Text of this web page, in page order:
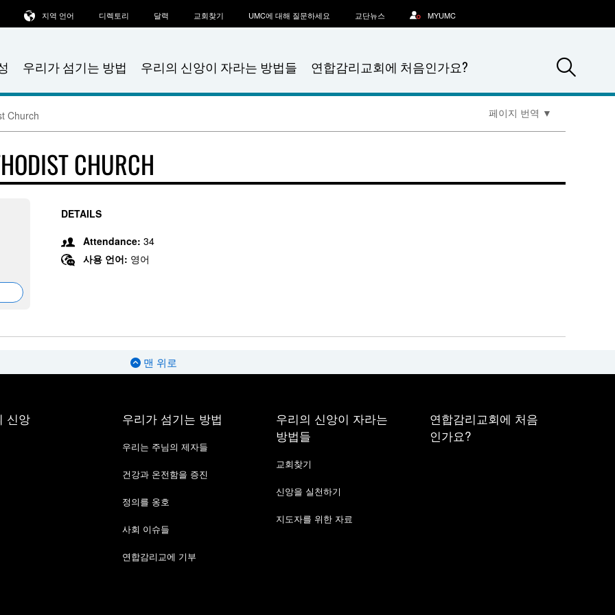
우리가 섬기는 방법 우리의 신앙이 자라는 방법들 연합감리교회에 처음인가요?
지역 언어 디렉토리 달력 교회찾기 UMC에 대해 질문하세요 교단뉴스 MYUMC
Church 페이지 번역 ▼
CHURCH
DETAILS
Attendance: 34
사용 언어: 영어
맨 위로
신앙 우리가 섬기는 방법
우리는 주님의 제자들
건강과 온전함을 증진
정의를 옹호
사회 이슈들
연합감리교에 기부
우리의 신앙이 자라는
방법들
교회찾기
신앙을 실천하기
지도자를 위한 자료
연합감리교회에 처음
인가요?